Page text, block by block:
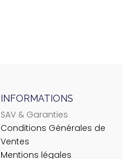
INFORMATIONS
SAV & Garanties
Conditions Générales de
Ventes
Mentions légales